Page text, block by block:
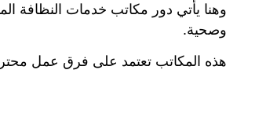
وهنا يأتي دور مكاتب خدمات النظافة
وصحية.
هذه المكاتب تعتمد على فرق عمل